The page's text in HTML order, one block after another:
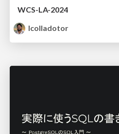
WCS-LA-2024
lcolladotor